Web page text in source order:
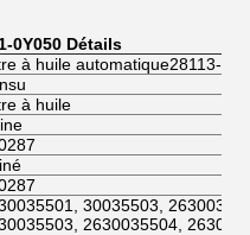
0Y050 Détails
à huile automatique28113-
à huile
30035503,
2630035504,